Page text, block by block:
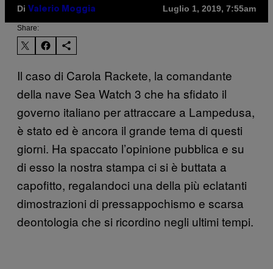
Di Valerio Moggia Luglio 1, 2019, 7:55am
Share:
Il caso di Carola Rackete, la comandante
della nave Sea Watch 3 che ha sfidato il
governo italiano per attraccare a Lampedusa,
è stato ed è ancora il grande tema di questi
giorni. Ha spaccato l’opinione pubblica e su
di esso la nostra stampa ci si è buttata a
capofitto, regalandoci una della più eclatanti
dimostrazioni di pressappochismo e scarsa
deontologia che si ricordino negli ultimi tempi.